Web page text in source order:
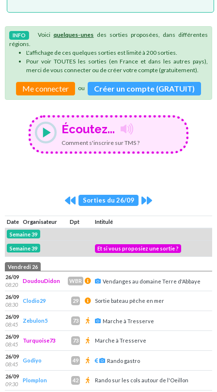
INFO Voici quelques-unes des sorties proposées, dans différentes
régions.
L'affichage de ces quelques sorties est limité à 200 sorties.
Pour voir TOUTES les sorties (en France et dans les autres pays),
merci de vous connecter ou de créer votre compte (gratuitement).
Me connecter ou Créer un compte (GRATUIT)
Écoutez...
Comment s'inscrire sur TMS ?
Sorties du 26/09
Date Organisateur Dpt
Intitulé
Semaine 39
Semaine 39 Et si vous proposiez une sortie ?
Vendredi 26
26/09
08:20
DoudouDidon WBR Vendanges au domaine Terre d'Abbaye
26/09
08:30
Clodio29 29 Sortie bateau pêche en mer
26/09
08:45
Zebulon5 73 Marche à Tresserve
26/09
08:45
Turquoise73 73 Marche à Tresserve
26/09
08:45
Godiyo 49 Rando gastro
26/09
09:30
Plomplon 42 Rando sur les cols autour de l'Oeillon